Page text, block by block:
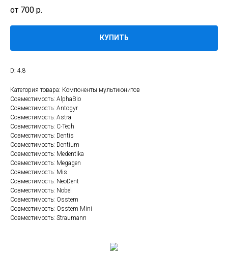
700 р.
КУПИТЬ
D: 4.8
Категория товара: Компоненты мультиюнитов
Совместимость: AlphaBio
Совместимость: Antogyr
Совместимость: Astra
Совместимость: C-Tech
Совместимость: Dentis
Совместимость: Dentium
Совместимость: Medentika
Совместимость: Megagen
Совместимость: Mis
Совместимость: NeoDent
Совместимость: Nobel
Совместимость: Osstem
Совместимость: Osstem Mini
Совместимость: Straumann